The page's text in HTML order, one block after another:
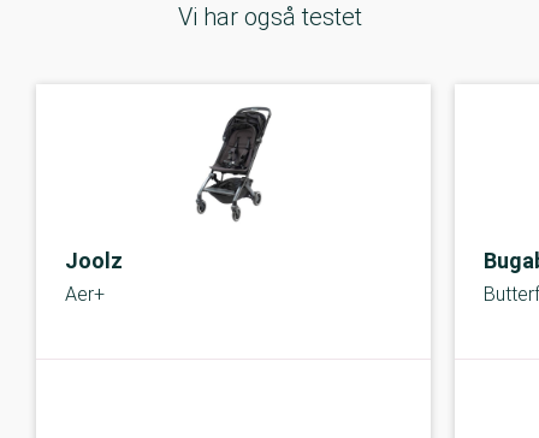
Vi har også testet
Joolz
Aer+